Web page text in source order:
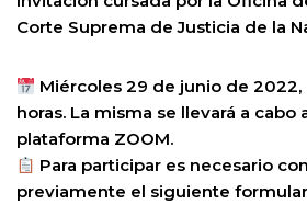
Corte Suprema de Justicia de la
Miércoles 29 de junio de 2022,
horas. La misma se llevará a cabo
plataforma ZOOM.
Para participar es necesario
previamente el siguiente